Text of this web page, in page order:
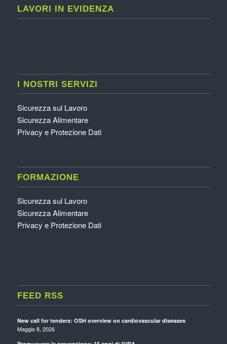
LAVORI IN EVIDENZA
I NOSTRI SERVIZI
Sicurezza sul Lavoro
Sicurezza Alimentare
Privacy e Protezione Dati
FORMAZIONE
Sicurezza sul Lavoro
Sicurezza Alimentare
Privacy e Protezione Dati
FEED RSS
New call for tenders: OSH overview on cardiovascular diseases
Maggio 8, 2026